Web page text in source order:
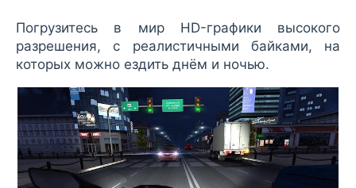
Погрузитесь в мир HD-графики высокого
разрешения, с реалистичными байками, на
которых можно ездить днём и ночью.